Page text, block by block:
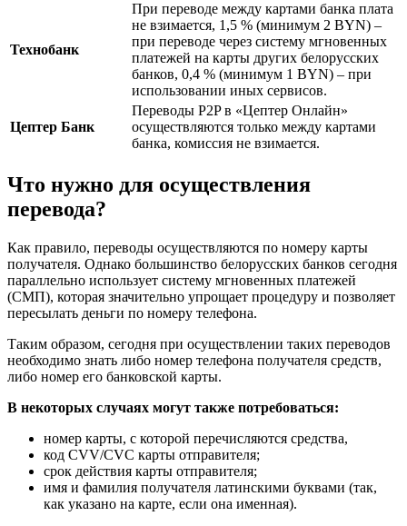
Технобанк
При переводе между картами банка плата
не взимается, 1,5 % (минимум 2 BYN) –
при переводе через систему мгновенных
платежей на карты других белорусских
банков, 0,4 % (минимум 1 BYN) – при
использовании иных сервисов.
Цептер Банк
Переводы P2P в «Цептер Онлайн»
осуществляются только между картами
банка, комиссия не взимается.
Что нужно для осуществления
перевода?
Как правило, переводы осуществляются по номеру карты
получателя. Однако большинство белорусских банков сегодня
параллельно использует систему мгновенных платежей
(СМП), которая значительно упрощает процедуру и позволяет
пересылать деньги по номеру телефона.
Таким образом, сегодня при осуществлении таких переводов
необходимо знать либо номер телефона получателя средств,
либо номер его банковской карты.
В некоторых случаях могут также потребоваться:
номер карты, с которой перечисляются средства,
код CVV/CVC карты отправителя;
срок действия карты отправителя;
имя и фамилия получателя латинскими буквами (так,
как указано на карте, если она именная).